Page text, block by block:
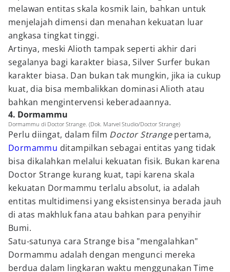
melawan entitas skala kosmik lain, bahkan untuk
menjelajah dimensi dan menahan kekuatan luar
angkasa tingkat tinggi.
Artinya, meski Alioth tampak seperti akhir dari
segalanya bagi karakter biasa, Silver Surfer bukan
karakter biasa. Dan bukan tak mungkin, jika ia cukup
kuat, dia bisa membalikkan dominasi Alioth atau
bahkan mengintervensi keberadaannya.
4. Dormammu
Dormammu di Doctor Strange. (Dok. Marvel Studio/Doctor Strange)
Perlu diingat, dalam film Doctor Strangepertama,
Dormammu ditampilkan sebagai entitas yang tidak
bisa dikalahkan melalui kekuatan fisik. Bukan karena
Doctor Strange kurang kuat, tapi karena skala
kekuatan Dormammu terlalu absolut, ia adalah
entitas multidimensi yang eksistensinya berada jauh
di atas makhluk fana atau bahkan para penyihir
Bumi.
Satu-satunya cara Strange bisa "mengalahkan"
Dormammu adalah dengan mengunci mereka
berdua dalam lingkaran waktu menggunakan Time